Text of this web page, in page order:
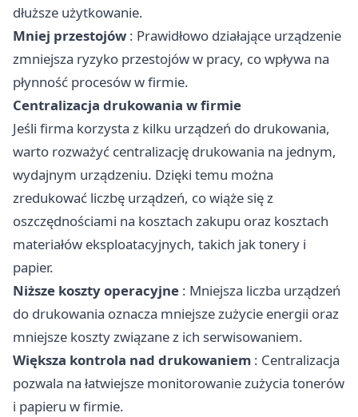
dłuższe użytkowanie.
Mniej przestojów : Prawidłowo działające urządzenie
zmniejsza ryzyko przestojów w pracy, co wpływa na
płynność procesów w firmie.
Centralizacja drukowania w firmie
Jeśli firma korzysta z kilku urządzeń do drukowania,
warto rozważyć centralizację drukowania na jednym,
wydajnym urządzeniu. Dzięki temu można
zredukować liczbę urządzeń, co wiąże się z
oszczędnościami na kosztach zakupu oraz kosztach
materiałów eksploatacyjnych, takich jak tonery i
papier.
Niższe koszty operacyjne : Mniejsza liczba urządzeń
do drukowania oznacza mniejsze zużycie energii oraz
mniejsze koszty związane z ich serwisowaniem.
Większa kontrola nad drukowaniem : Centralizacja
pozwala na łatwiejsze monitorowanie zużycia tonerów
i papieru w firmie.